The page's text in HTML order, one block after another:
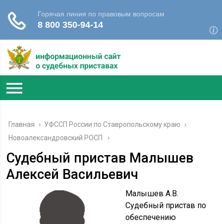
Главная › УФССП России по Ставропольскому краю
›
Новоалександровский РОСП
Судебный пристав Малышев
Алексей Васильевич
Малышев А.В.
Судебный пристав по
обеспечению